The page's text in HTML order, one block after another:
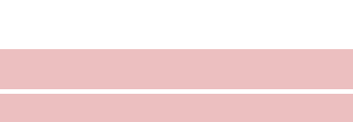
します。
すので、ご要望に応じた写真のレタッチが可能です
＊
ール欄をごらんください。